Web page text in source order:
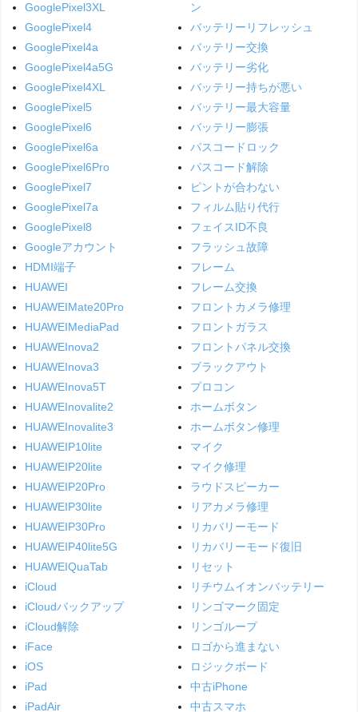
GooglePixel3XL
GooglePixel4
GooglePixel4a
GooglePixel4a5G
GooglePixel4XL
GooglePixel5
GooglePixel6
GooglePixel6a
GooglePixel6Pro
GooglePixel7
GooglePixel7a
GooglePixel8
Googleアカウント
HDMI端子
HUAWEI
HUAWEIMate20Pro
HUAWEIMediaPad
HUAWEInova2
HUAWEInova3
HUAWEInova5T
HUAWEInovalite2
HUAWEInovalite3
HUAWEIP10lite
HUAWEIP20lite
HUAWEIP20Pro
HUAWEIP30lite
HUAWEIP30Pro
HUAWEIP40lite5G
HUAWEIQuaTab
iCloud
iCloudバックアップ
iCloud解除
iFace
iOS
iPad
iPadAir
ン
バッテリーリフレッシュ
バッテリー交換
バッテリー劣化
バッテリー持ちが悪い
バッテリー最大容量
バッテリー膨張
パスコードロック
パスコード解除
ピントが合わない
フィルム貼り代行
フェイスID不良
フラッシュ故障
フレーム
フレーム交換
フロントカメラ修理
フロントガラス
フロントパネル交換
ブラックアウト
プロコン
ホームボタン
ホームボタン修理
マイク
マイク修理
ラウドスピーカー
リアカメラ修理
リカバリーモード
リカバリーモード復旧
リセット
リチウムイオンバッテリー
リンゴマーク固定
リンゴループ
ロゴから進まない
ロジックボード
中古iPhone
中古スマホ